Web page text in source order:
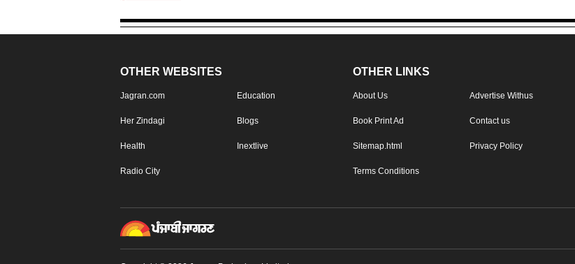
OTHER WEBSITES
Jagran.com Education
Her Zindagi Blogs
Health Inextlive
Radio City
OTHER LINKS
About Us Advertise Withus
Book Print Ad Contact us
Sitemap.html Privacy Policy
Terms Conditions